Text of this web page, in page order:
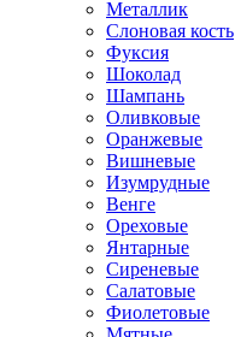
Металлик
Слоновая кость
Фуксия
Шоколад
Шампань
Оливковые
Оранжевые
Вишневые
Изумрудные
Венге
Ореховые
Янтарные
Сиреневые
Салатовые
Фиолетовые